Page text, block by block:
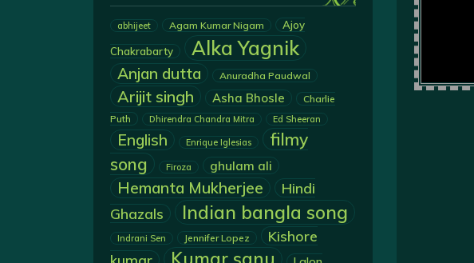
abhijeet Agam Kumar Nigam Ajoy
Chakrabarty Alka Yagnik
Anjan dutta Anuradha Paudwal
Arijit singh Asha Bhosle
Charlie
Puth
Dhirendra Chandra Mitra Ed Sheeran
English Enrique Iglesias
filmy
song
Firoza ghulam ali
Hemanta Mukherjee
Hindi
Ghazals
Indian bangla song
Indrani Sen Jennifer Lopez
Kishore